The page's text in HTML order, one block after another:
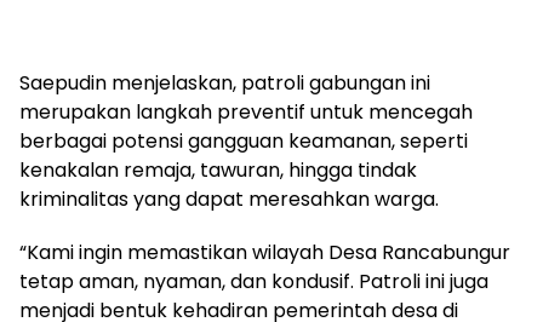
Saepudin menjelaskan, patroli gabungan ini
merupakan langkah preventif untuk mencegah
berbagai potensi gangguan keamanan, seperti
kenakalan remaja, tawuran, hingga tindak
kriminalitas yang dapat meresahkan warga.
“Kami ingin memastikan wilayah Desa Rancabungur
tetap aman, nyaman, dan kondusif. Patroli ini juga
menjadi bentuk kehadiran pemerintah desa di